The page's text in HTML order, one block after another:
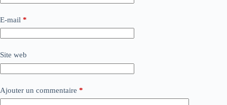
E-mail *
Site web
Ajouter un commentaire *